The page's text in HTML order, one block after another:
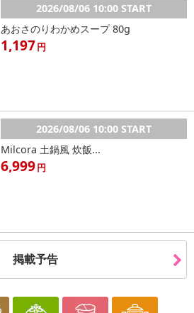
2026/08/06 10:00 START
あおさのりわかめスープ 80g
1,197円
2026/08/06 10:00 START
Milcora 土鍋風 炊飯...
6,999円
掲載予告